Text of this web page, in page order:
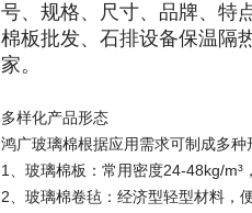
号、规格、尺寸、品牌、特
棉板批发、石排设备保温隔
家。
多样化产品形态
鸿广玻璃棉根据应用需求可制成多种
1、玻璃棉板：常用密度24-48kg/m³
2、玻璃棉卷毡：经济型轻型材料，